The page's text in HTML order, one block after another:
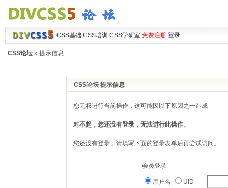
CSS基础 CSS培训 CSS学研室 免费注册 登录
CSS论坛» 提示信息
CSS论坛 提示信息
您无权进行当前操作，这可能因以下原因之一造成
对不起，您还没有登录，无法进行此操作。
您还没有登录，请填写下面的登录表单后再尝试访问。
会员登录
用户名 UID